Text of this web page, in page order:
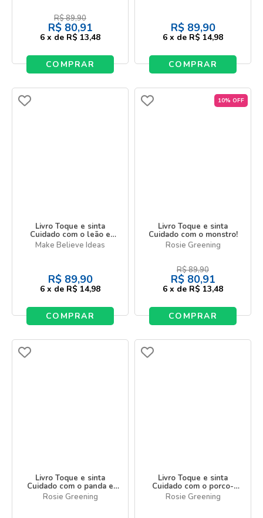
R$89,90
R$ 80,91
6 x de R$ 13,48
COMPRAR
R$ 89,90
6 x de R$ 14,98
COMPRAR
Livro Toque e sinta
Cuidado com o leão e
seus amigos!
Make Believe Ideas
R$ 89,90
6 x de R$ 14,98
COMPRAR
10% OFF
Livro Toque e sinta
Cuidado com o monstro!
Rosie Greening
R$89,90
R$ 80,91
6 x de R$ 13,48
COMPRAR
Livro Toque e sinta
Cuidado com o panda e
seus amigos!
Rosie Greening
Livro Toque e sinta
Cuidado com o porco-
espinho e seus amigos!
Rosie Greening